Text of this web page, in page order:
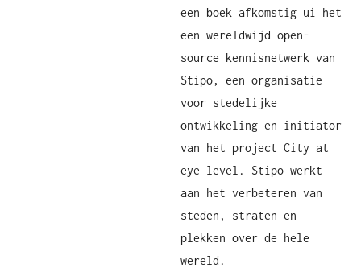
een boek afkomstig ui het
een wereldwijd open-
source kennisnetwerk van
Stipo, een organisatie
voor stedelijke
ontwikkeling en initiator
van het project City at
eye level. Stipo werkt
aan het verbeteren van
steden, straten en
plekken over de hele
wereld.